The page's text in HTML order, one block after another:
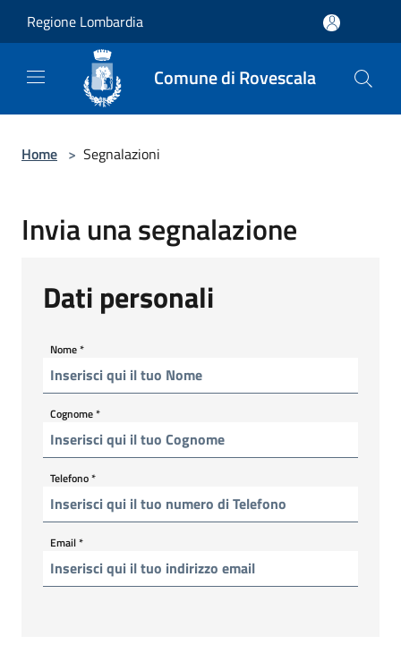
Regione Lombardia
Comune di Rovescala
Home > Segnalazioni
Invia una segnalazione
Dati personali
Nome*
Cognome*
Telefono*
Email*